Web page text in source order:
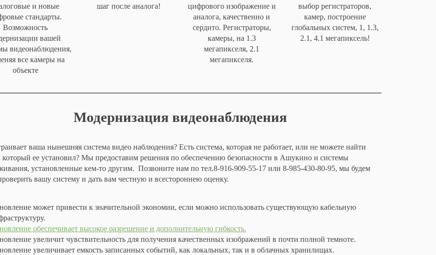
и новые
стандарты.
Возможность
вашей
видеонаблюдения,
все камеры на
объекте
шаг после аналога!
цифрового изображение и
аналога, качественно и
сердито. Регистраторы,
камеры, на 1.3
мегапикселя, 2.1
мегапикселя.
выбор регистраторов,
камер, построение
глобальных систем, 1, 1.3,
2.1, 4.1 мегапиксель!
Модернизация видеонаблюдения
ваша нынешняя система видео наблюдения? Есть система, которая не работает, или не можете найти
который ее установил? Мы предоставим решения по обеспечению безопасности в Ашукино и системы
установленные кем-то другим. Позвоните нам по тел.8-916-909-55-17 или 8-985-430-80-95, мы будем
вашу систему и дать вам честную и всестороннею оценку.
может привести к значительной экономии, если можно использовать существующую кабельную
обеспечивает высокое разрешение и дополнительную гибкость.
увеличит чувствительность для получения качественных изображений в почти полной темноте.
увеличивает емкость записанных событий, как локальных, так и в облачных хранилищах.